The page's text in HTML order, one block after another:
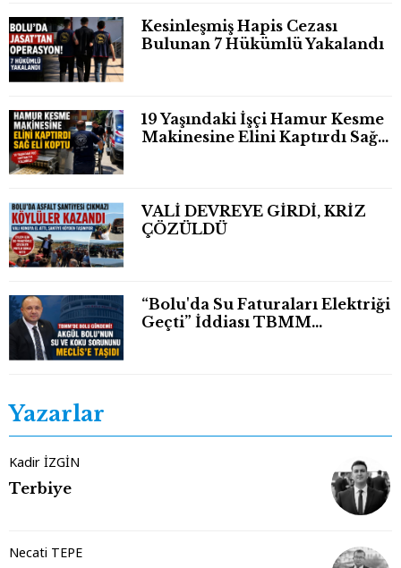
Kesinleşmiş Hapis Cezası
Bulunan 7 Hükümlü Yakalandı
19 Yaşındaki İşçi Hamur Kesme
Makinesine Elini Kaptırdı Sağ
VALİ DEVREYE GİRDİ, KRİZ
ÇÖZÜLDÜ
“Bolu'da Su Faturaları Elektriği
Geçti” İddiası TBMM
Yazarlar
Kadir İZGİN
Terbiye
Necati TEPE